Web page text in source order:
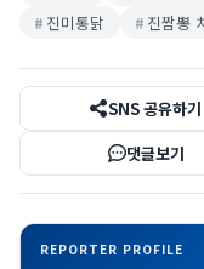
진미통닭
진짬뽕
SNS 공유하기
댓글보기
REPORTER PROFILE